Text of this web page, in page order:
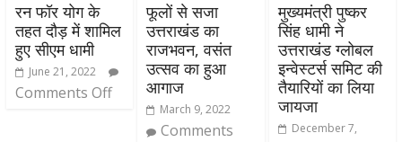
रन फॉर योग के
तहत दौड़ में शामिल
हुए सीएम धामी
June 21, 2022
Comments Off
फूलों से सजा
उत्तराखंड का
राजभवन, वसंत
उत्सव का हुआ
आगाज
March 9, 2022
Comments
मुख्यमंत्री पुष्कर
सिंह धामी ने
उत्तराखंड ग्लोबल
इन्वेस्टर्स समिट की
तैयारियों का लिया
जायजा
December 7,